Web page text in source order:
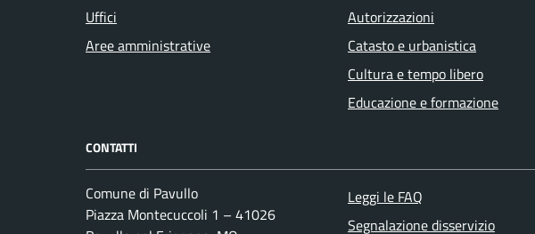
Uffici
Aree amministrative
Autorizzazioni
Catasto e urbanistica
Cultura e tempo libero
Educazione e formazione
CONTATTI
Comune di Pavullo
Piazza Montecuccoli 1 – 41026
Leggi le FAQ
Segnalazione disservizio